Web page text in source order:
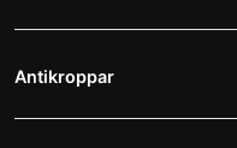
Antikroppar